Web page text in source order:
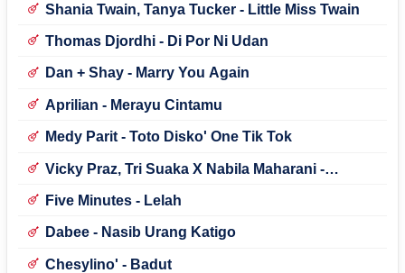
Shania Twain, Tanya Tucker - Little Miss Twain
Thomas Djordhi - Di Por Ni Udan
Dan + Shay - Marry You Again
Aprilian - Merayu Cintamu
Medy Parit - Toto Disko' One Tik Tok
Vicky Praz, Tri Suaka X Nabila Maharani -
Five Minutes - Lelah
Dabee - Nasib Urang Katigo
Chesylino' - Badut